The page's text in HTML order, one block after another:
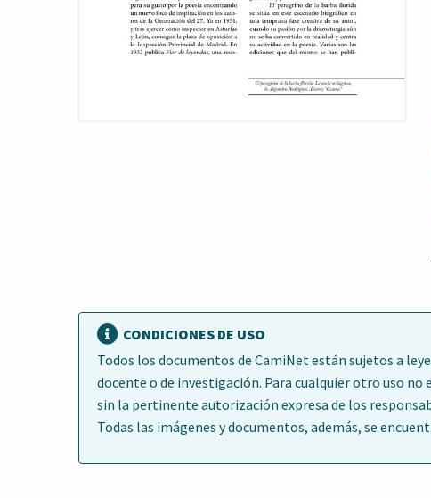
CONDICIONES DE USO
Todos los documentos de CamiNet están sujetos a
docente o de investigación. Para cualquier otro uso
sin la pertinente autorización expresa de los
Todas las imágenes y documentos, además, se